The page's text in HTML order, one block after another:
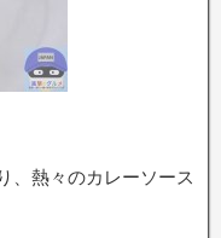
、熱々のカレーソース